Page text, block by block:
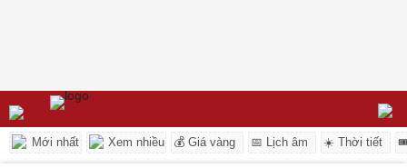
Mới nhất Xem nhiều 💰 Giá vàng 📅 Lịch âm ☀️ Thời tiết